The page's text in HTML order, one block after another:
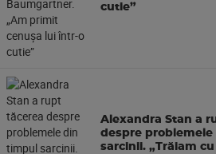
cutie”
Alexandra Stan a
despre problemele
sarcinii. „Trăiam